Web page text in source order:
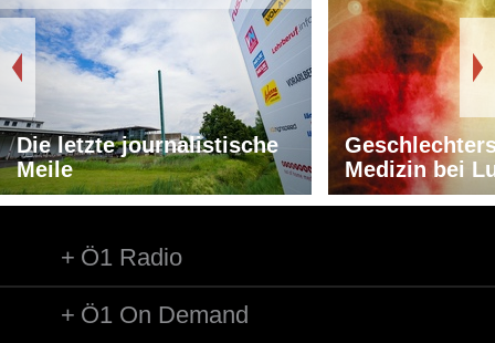
Die letzte journalistische
Meile
Medizin bei
Ö1 Radio
Ö1 On Demand